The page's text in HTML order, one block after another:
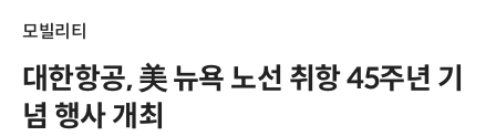
모빌리티
대한항공, 美 뉴욕 노선 취항 45주년 기
념 행사 개최